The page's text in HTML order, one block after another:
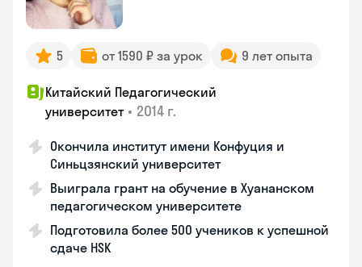
5 от 1590 ₽ за урок 9 лет опыта
Китайский Педагогический
университет • 2014 г.
Окончила институт имени Конфуция и
Синьцзянский университет
Выиграла грант на обучение в Хуананском
педагогическом университете
Подготовила более 500 учеников к успешной
сдаче HSK